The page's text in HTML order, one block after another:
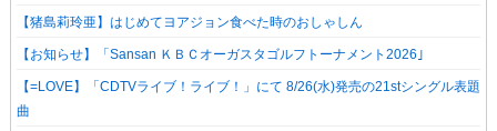
【猪島莉玲亜】はじめてヨアジョン食べた時のおしゃしん
【お知らせ】「Sansan ＫＢＣオーガスタゴルフトーナメント2026｣
【=LOVE】「CDTVライブ！ライブ！」にて 8/26(水)発売の21stシングル表題
曲